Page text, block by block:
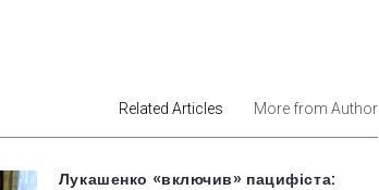
Related Articles More from Author
Лукашенко «включив» пацифіста: